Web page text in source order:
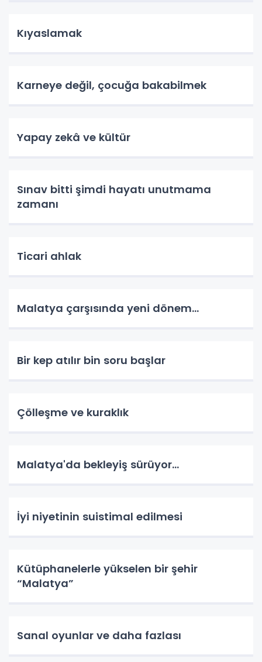
Kıyaslamak
Karneye değil, çocuğa bakabilmek
Yapay zekâ ve kültür
Sınav bitti şimdi hayatı unutmama
zamanı
Ticari ahlak
Malatya çarşısında yeni dönem…
Bir kep atılır bin soru başlar
Çölleşme ve kuraklık
Malatya'da bekleyiş sürüyor…
İyi niyetinin suistimal edilmesi
Kütüphanelerle yükselen bir şehir
“Malatya”
Sanal oyunlar ve daha fazlası